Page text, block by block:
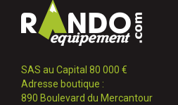
SAS au Capital 80 000 €
Adresse boutique :
890 Boulevard du Mercantour